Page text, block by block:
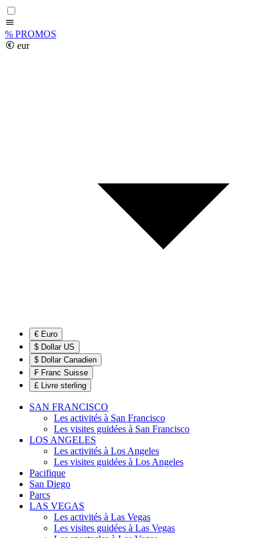
% PROMOS
eur
€ Euro
$ Dollar US
$ Dollar Canadien
₣ Franc Suisse
£ Livre sterling
SAN FRANCISCO
Les activités à San Francisco
Les visites guidées à San Francisco
LOS ANGELES
Les activités à Los Angeles
Les visites guidées à Los Angeles
Pacifique
San Diego
Parcs
LAS VEGAS
Les activités à Las Vegas
Les visites guidées à Las Vegas